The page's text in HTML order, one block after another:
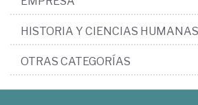
HISTORIA Y CIENCIAS HUMANAS
OTRAS CATEGORÍAS